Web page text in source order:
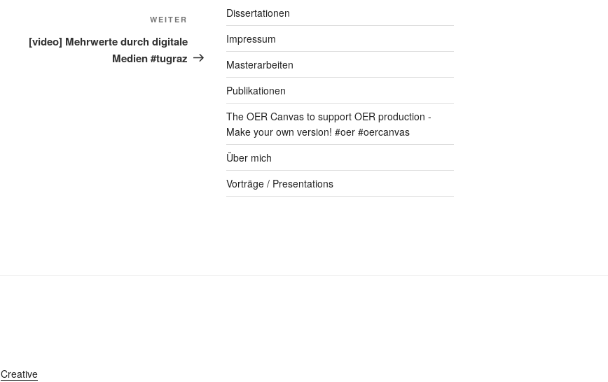
Nächster
Beitrag
WEITER
[video] Mehrwerte durch digitale
Medien #tugraz
Dissertationen
Impressum
Masterarbeiten
Publikationen
The OER Canvas to support OER production -
Make your own version! #oer #oercanvas
Über mich
Vorträge / Presentations
Creative